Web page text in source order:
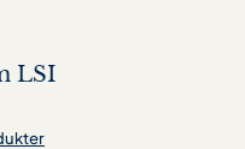
LSI